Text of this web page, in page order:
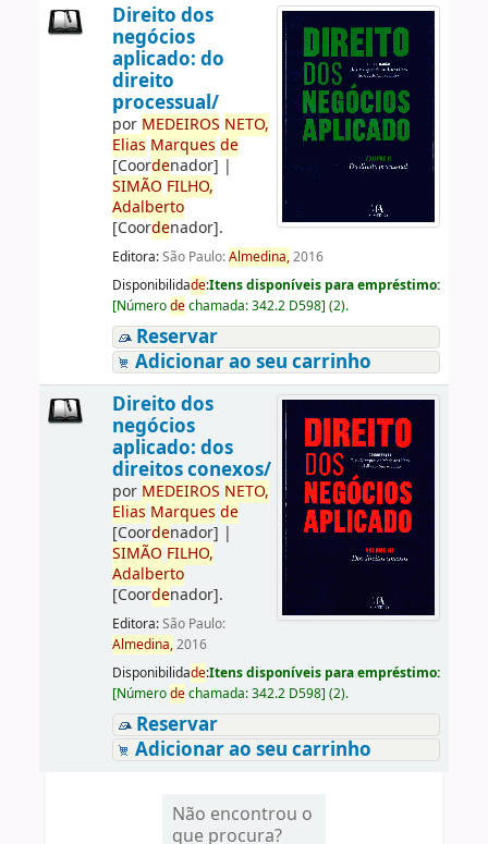
Direito dos
negócios
aplicado: do
direito
processual/
por MEDEIROS NETO,
Elias Marques de
[Coordenador] |
SIMÃO FILHO,
Adalberto
[Coordenador].
Editora:São Paulo:Almedina,2016
Disponibilidade:Itens disponíveis para empréstimo:
[Númerodechamada:342.2 D598] (2).
Reservar
Adicionar ao seu carrinho
Direito dos
negócios
aplicado: dos
direitos conexos/
por MEDEIROS NETO,
Elias Marques de
[Coordenador] |
SIMÃO FILHO,
Adalberto
[Coordenador].
Editora:São Paulo:
Almedina,2016
Disponibilidade:Itens disponíveis para empréstimo:
[Númerodechamada:342.2 D598] (2).
Reservar
Adicionar ao seu carrinho
Não encontrou o
que procura?